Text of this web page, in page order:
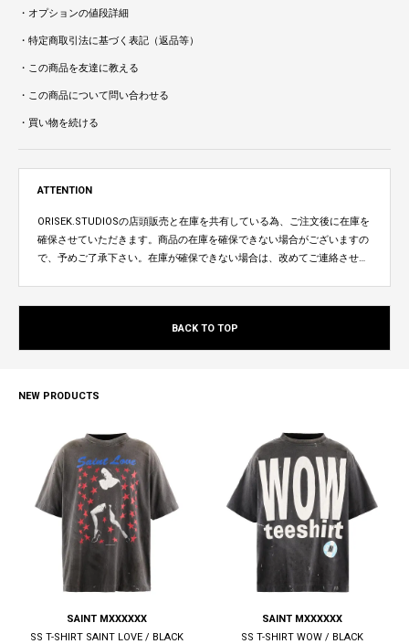
・オプションの値段詳細
・特定商取引法に基づく表記（返品等）
・この商品を友達に教える
・この商品について問い合わせる
・買い物を続ける
ATTENTION
ORISEK.STUDIOSの店頭販売と在庫を共有している為、ご注文後に在庫を
確保させていただきます。商品の在庫を確保できない場合がございますの
で、予めご了承下さい。在庫が確保できない場合は、改めてご連絡させて
BACK TO TOP
NEW PRODUCTS
SAINT MXXXXXX
SS T-SHIRT SAINT LOVE / BLACK
SAINT MXXXXXX
SS T-SHIRT WOW / BLACK